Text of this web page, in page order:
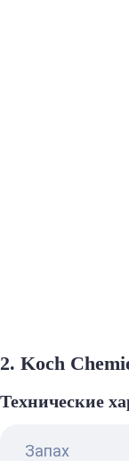
2. Koch
Технические
Запах